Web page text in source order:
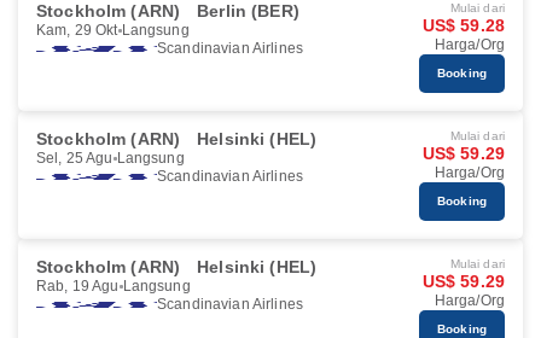
Stockholm (ARN) Berlin (BER)
Kam, 29 Okt Langsung
Scandinavian Airlines
Mulai dari
US$ 59.28
Harga/Org
Booking
Stockholm (ARN) Helsinki (HEL)
Sel, 25 Agu Langsung
Scandinavian Airlines
Mulai dari
US$ 59.29
Harga/Org
Booking
Stockholm (ARN) Helsinki (HEL)
Rab, 19 Agu Langsung
Scandinavian Airlines
Mulai dari
US$ 59.29
Harga/Org
Booking